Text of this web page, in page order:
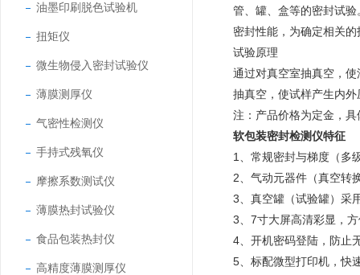
油墨印刷脱色试验机
扭矩仪
微生物侵入密封试验仪
薄膜测厚仪
气密性检测仪
手持式残氧仪
摩擦系数测试仪
薄膜热封试验仪
食品包装热封仪
高精度薄膜测厚仪
管、罐、盒等的密封试
密封性能，为确定相关
试验原理
通过对真空室抽真空，
抽真空，使试样产生内
注：产品价格为定金，
软包装密封检测仪特征
1、常规密封与梯度（多
2、气动元器件（真空转
3、真空罐（试验罐）采
3、7寸大屏高清彩显，
4、开机密码登陆，防止
5、标配微型打印机，快